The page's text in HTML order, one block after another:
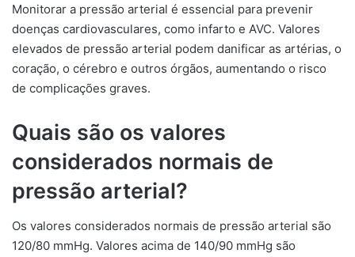
Monitorar a pressão arterial é essencial para prevenir
doenças cardiovasculares, como infarto e AVC. Valores
elevados de pressão arterial podem danificar as artérias, o
coração, o cérebro e outros órgãos, aumentando o risco
de complicações graves.
Quais são os valores
considerados normais de
pressão arterial?
Os valores considerados normais de pressão arterial são
120/80 mmHg. Valores acima de 140/90 mmHg são